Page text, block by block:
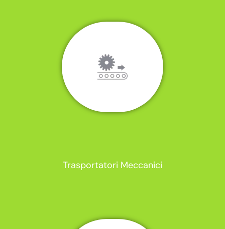
Trasportatori Meccanici